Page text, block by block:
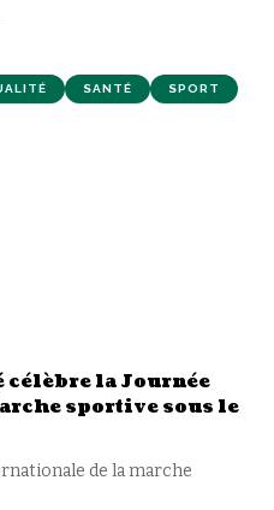
SANTÉ SPORT
célèbre la Journée
sportive sous le
de la marche